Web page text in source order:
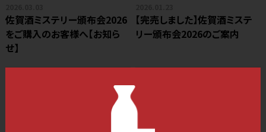
佐賀酒ミステリー頒布会2026
をご購入のお客様へ【お知ら
せ】
【完売しました】佐賀酒ミステ
リー頒布会2026のご案内
令和8年 春の蔵開き情報
い」 開催のご案内